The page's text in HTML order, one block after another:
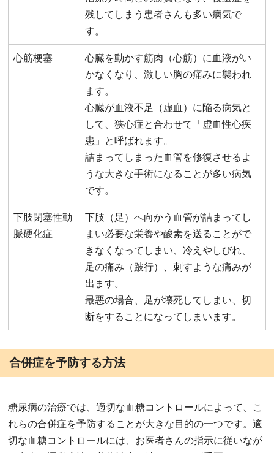
残してしまう患者さんも多い病気で
す。
心筋梗塞
心臓を動かす筋肉（心筋）に血液がい
かなくなり、激しい胸の痛みに襲われ
ます。
心臓が血液不足（虚血）に陥る病気と
して、狭心症と合わせて「虚血性心疾
患」と呼ばれます。
詰まってしまった血管を修復させるよ
うな大きな手術になることが多い病気
です。
下肢閉塞性動
脈硬化症
下肢（足）へ向かう血管が詰まってし
まい必要な栄養や酸素を送ることがで
きなくなってしまい、冷えやしびれ、
足の痛み（跛行）、刺すような痛みが
出ます。
最悪の場合、足が壊死してしまい、切
断をすることになってしまいます。
合併症を予防する方法
糖尿病の治療では、適切な血糖コントロールによって、こ
れらの合併症を予防することが大きな目的の一つです。適
切な血糖コントロールには、お医者さんの指示に従いなが